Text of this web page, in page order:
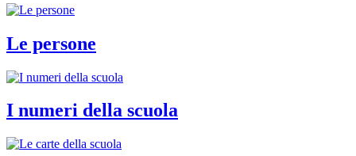
Le persone
I numeri della scuola